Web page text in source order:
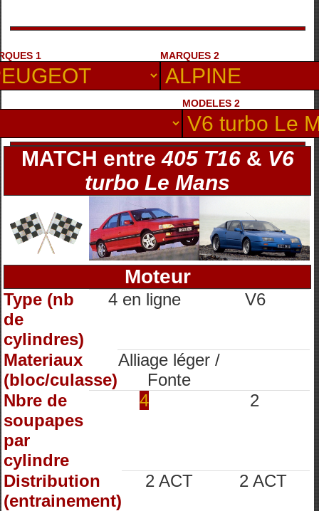
1 MARQUES 2
MODELES 2
MATCH entre405 T16& V6
turbo Le Mans
Moteur
Type (nb
de
cylindres)
4 en ligne V6
Materiaux
(bloc/culasse)
Alliage léger /
Fonte
Nbre de
soupapes
par
cylindre
4 2
Distribution
(entrainement)
2 ACT 2 ACT